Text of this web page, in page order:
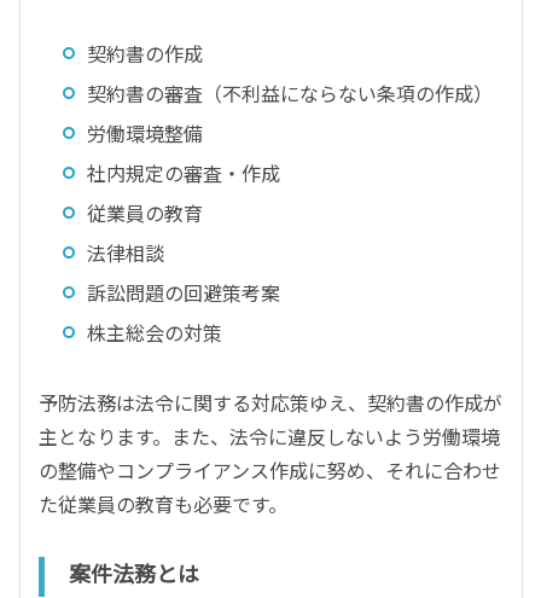
契約書の作成
契約書の審査（不利益にならない条項の作成）
労働環境整備
社内規定の審査・作成
従業員の教育
法律相談
訴訟問題の回避策考案
株主総会の対策
予防法務は法令に関する対応策ゆえ、契約書の作成が
主となります。また、法令に違反しないよう労働環境
の整備やコンプライアンス作成に努め、それに合わせ
た従業員の教育も必要です。
案件法務とは